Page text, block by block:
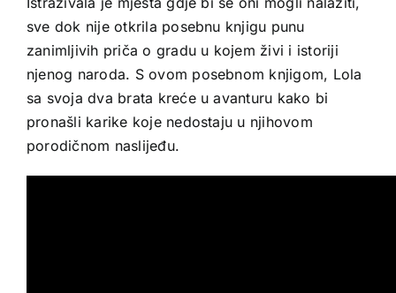
sve dok nije otkrila posebnu knjigu punu
zanimljivih priča o gradu u kojem živi i istoriji
njenog naroda. S ovom posebnom knjigom, Lola
sa svoja dva brata kreće u avanturu kako bi
pronašli karike koje nedostaju u njihovom
porodičnom naslijeđu.